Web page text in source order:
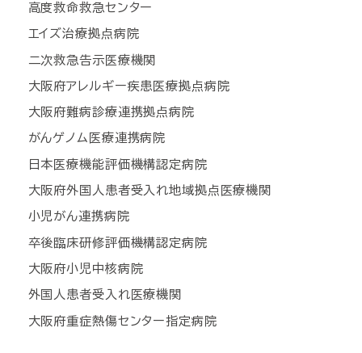
高度救命救急センター
エイズ治療拠点病院
二次救急告示医療機関
大阪府アレルギー疾患医療拠点病院
大阪府難病診療連携拠点病院
がんゲノム医療連携病院
日本医療機能評価機構認定病院
大阪府外国人患者受入れ地域拠点医療機関
小児がん連携病院
卒後臨床研修評価機構認定病院
大阪府小児中核病院
外国人患者受入れ医療機関
大阪府重症熱傷センター指定病院